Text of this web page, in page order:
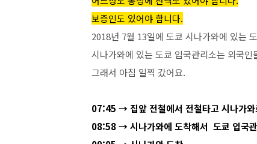
보증인도 있어야 합니다.
2018년 7월 13일에 도쿄 시나가와에 있는
시나가와에 있는 도쿄 입국관리소는 외국인
그래서 아침 일찍 갔어요.
07:45 → 집앞 전철에서 전철타고 시나가와
08:58 → 시나가와에 도착해서 도쿄 입국